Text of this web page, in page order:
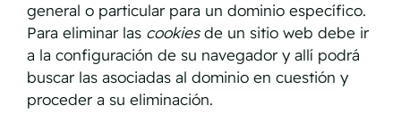
general o particular para un dominio específico.
Para eliminar las cookiesde un sitio web debe ir
a la configuración de su navegador y allí podrá
buscar las asociadas al dominio en cuestión y
proceder a su eliminación.